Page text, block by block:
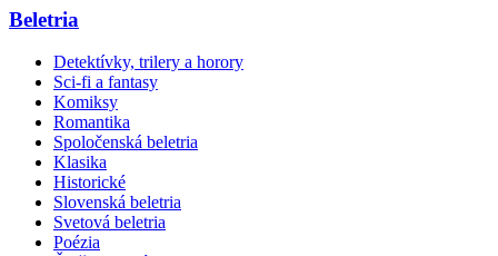
Beletria
Detektívky, trilery a horory
Sci-fi a fantasy
Komiksy
Romantika
Spoločenská beletria
Klasika
Historické
Slovenská beletria
Svetová beletria
Poézia